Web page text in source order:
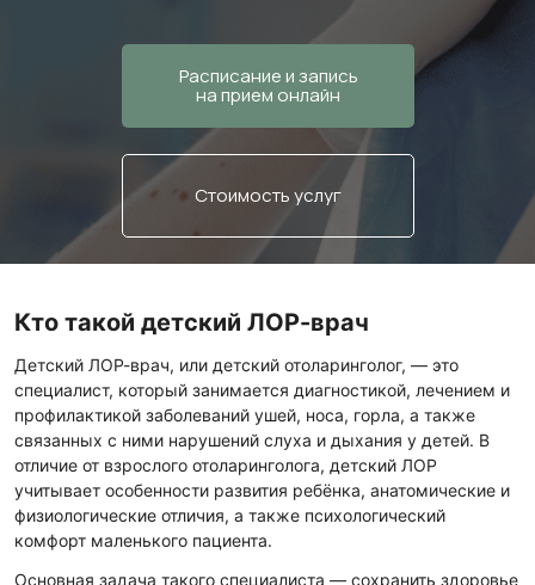
Расписание и запись
на прием онлайн
Стоимость услуг
Кто такой детский ЛОР-врач
Детский ЛОР-врач, или детский отоларинголог, — это
специалист, который занимается диагностикой, лечением и
профилактикой заболеваний ушей, носа, горла, а также
связанных с ними нарушений слуха и дыхания у детей. В
отличие от взрослого отоларинголога, детский ЛОР
учитывает особенности развития ребёнка, анатомические и
физиологические отличия, а также психологический
комфорт маленького пациента.
Основная задача такого специалиста — сохранить здоровье